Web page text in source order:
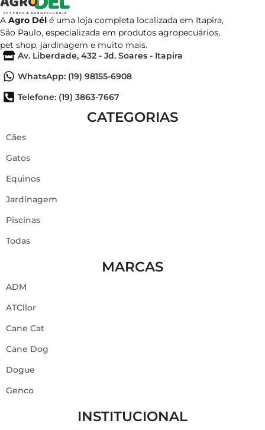
A Agro Dél é uma loja completa localizada em Itapira,
São Paulo, especializada em produtos agropecuários,
pet shop, jardinagem e muito mais.
Av. Liberdade, 432 - Jd. Soares - Itapira
WhatsApp: (19) 98155-6908
Telefone: (19) 3863-7667
CATEGORIAS
Cães
Gatos
Equinos
Jardinagem
Piscinas
Todas
MARCAS
ADM
ATCllor
Cane Cat
Cane Dog
Dogue
Genco
INSTITUCIONAL